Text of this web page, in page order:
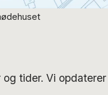
tider. Vi